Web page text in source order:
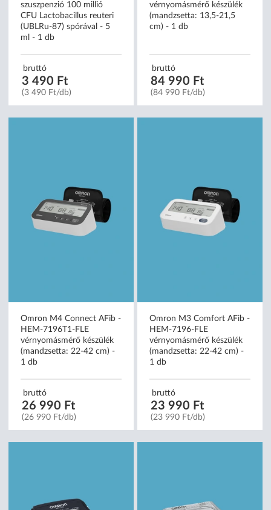
szuszpenzió 100 millió
CFU Lactobacillus reuteri
(UBLRu-87) spórával - 5
ml - 1 db
bruttó
3 490 Ft
(3 490 Ft/db)
vérnyomásmérő készülék
(mandzsetta: 13,5-21,5
cm) - 1 db
bruttó
84 990 Ft
(84 990 Ft/db)
Omron M4 Connect AFib -
HEM-7196T1-FLE
vérnyomásmérő készülék
(mandzsetta: 22-42 cm) -
1 db
bruttó
26 990 Ft
(26 990 Ft/db)
Omron M3 Comfort AFib -
HEM-7196-FLE
vérnyomásmérő készülék
(mandzsetta: 22-42 cm) -
1 db
bruttó
23 990 Ft
(23 990 Ft/db)